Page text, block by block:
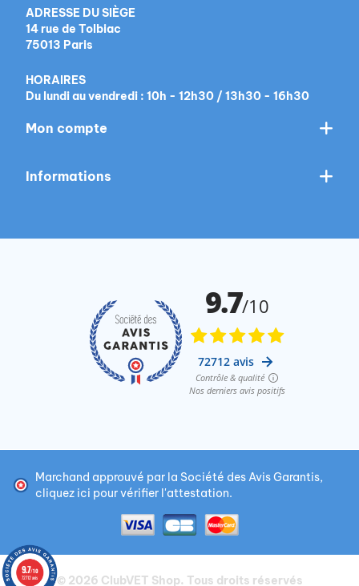
ADRESSE DU SIÈGE
14 rue de Tolbiac
75013 Paris
HORAIRES
Du lundi au vendredi : 10h - 12h30 / 13h30 - 16h30
Mon compte
Informations
Marchand approuvé par la Société des Avis Garantis,
cliquez ici pour vérifier l'attestation.
© 2026 ClubVET Shop. Tous droits réservés
9.7/10
72712 avis